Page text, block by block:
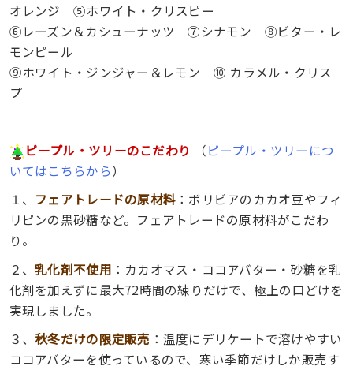
オレンジ ⑤ホワイト・クリスピー
⑥レーズン＆カシューナッツ ⑦シナモン ⑧ビター・レ
モンピール
⑨ホワイト・ジンジャー＆レモン ⑩ カラメル・クリス
プ
ピープル・ツリーのこだわり （ピープル・ツリーにつ
いてはこちらから）
１、 フェアトレードの原材料 ：ボリビアのカカオ豆やフィ
リピンの黒砂糖など。フェアトレードの原材料がこだわ
り。
２、乳化剤不使用 ：カカオマス・ココアバター・砂糖を乳
化剤を加えずに最大72時間の練りだけで、極上の口どけを
実現しました。
３、秋冬だけの限定販売 ：温度にデリケートで溶けやすい
ココアバターを使っているので、寒い季節だけしか販売す